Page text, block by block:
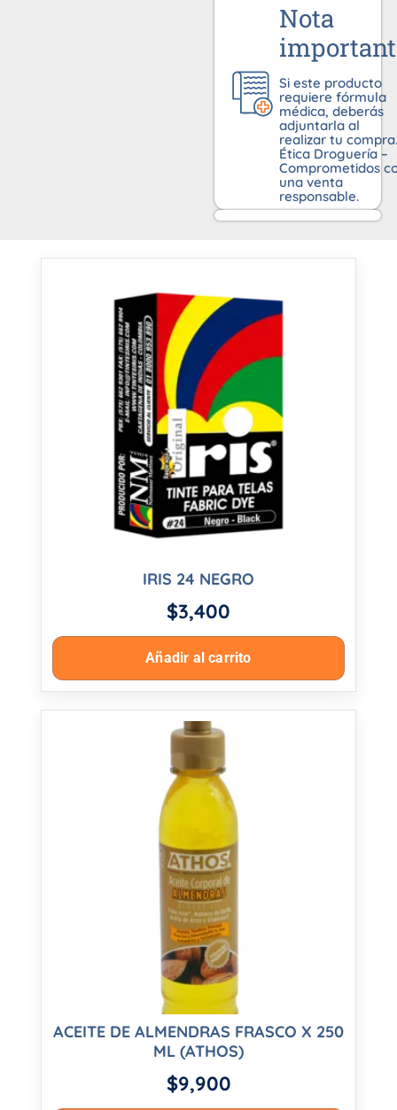
Nota
Si este producto
requiere fórmula
médica, deberás
adjuntarla al
realizar tu compra.
Ética Droguería –
Comprometidos
una venta
responsable.
IRIS 24 NEGRO
$3,400
Añadir al carrito
ACEITE DE ALMENDRAS FRASCO X 250
ML (ATHOS)
$9,900